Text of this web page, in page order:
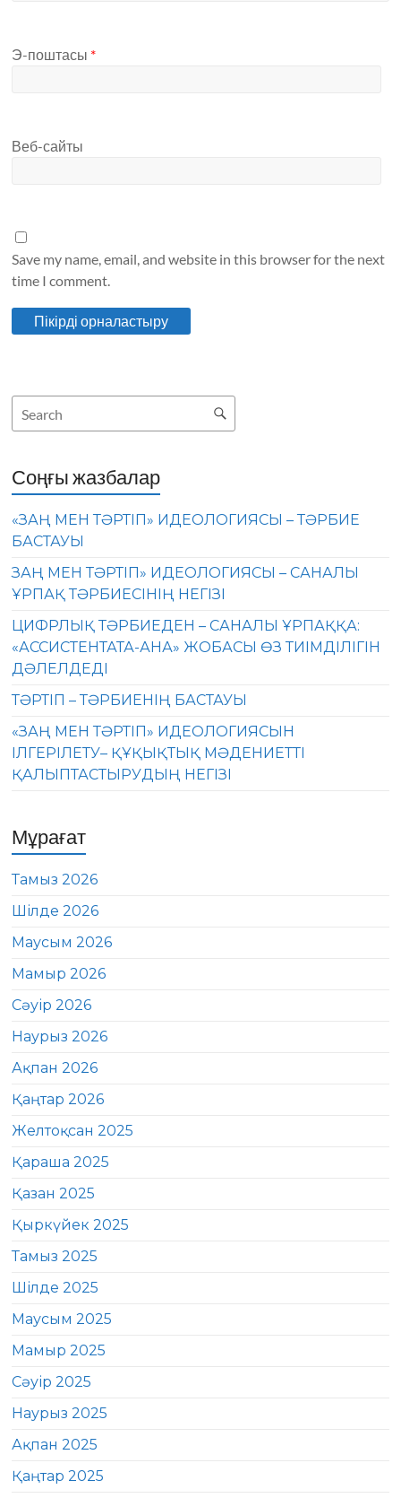
Э-поштасы *
Веб-сайты
Save my name, email, and website in this browser for the next
time I comment.
Соңғы жазбалар
«ЗАҢ МЕН ТӘРТІП» ИДЕОЛОГИЯСЫ – ТӘРБИЕ
БАСТАУЫ
ЗАҢ МЕН ТӘРТІП» ИДЕОЛОГИЯСЫ – САНАЛЫ
ҰРПАҚ ТӘРБИЕСІНІҢ НЕГІЗІ
ЦИФРЛЫҚ ТӘРБИЕДЕН – САНАЛЫ ҰРПАҚҚА:
«АССИСТЕНТАТА-АНА» ЖОБАСЫ ӨЗ ТИІМДІЛІГІН
ДӘЛЕЛДЕДІ
ТӘРТІП – ТӘРБИЕНІҢ БАСТАУЫ
«ЗАҢ МЕН ТӘРТІП» ИДЕОЛОГИЯСЫН
ІЛГЕРІЛЕТУ– ҚҰҚЫҚТЫҚ МӘДЕНИЕТТІ
ҚАЛЫПТАСТЫРУДЫҢ НЕГІЗІ
Мұрағат
Тамыз 2026
Шілде 2026
Маусым 2026
Мамыр 2026
Сәуір 2026
Наурыз 2026
Ақпан 2026
Қаңтар 2026
Желтоқсан 2025
Қараша 2025
Қазан 2025
Қыркүйек 2025
Тамыз 2025
Шілде 2025
Маусым 2025
Мамыр 2025
Сәуір 2025
Наурыз 2025
Ақпан 2025
Қаңтар 2025